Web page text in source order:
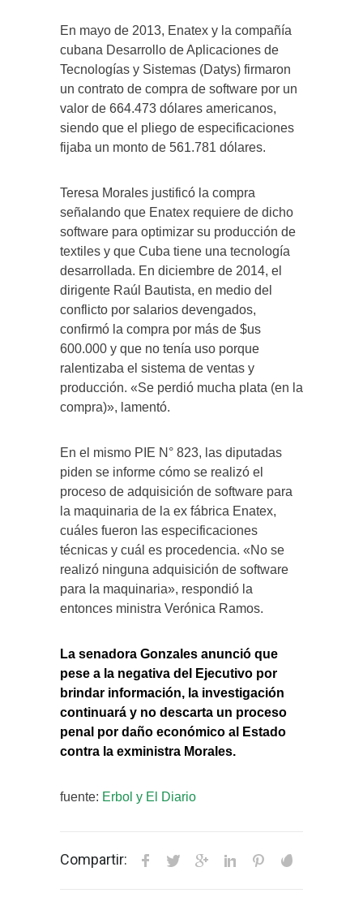
En mayo de 2013, Enatex y la compañía
cubana Desarrollo de Aplicaciones de
Tecnologías y Sistemas (Datys) firmaron
un contrato de compra de software por un
valor de 664.473 dólares americanos,
siendo que el pliego de especificaciones
fijaba un monto de 561.781 dólares.
Teresa Morales justificó la compra
señalando que Enatex requiere de dicho
software para optimizar su producción de
textiles y que Cuba tiene una tecnología
desarrollada. En diciembre de 2014, el
dirigente Raúl Bautista, en medio del
conflicto por salarios devengados,
confirmó la compra por más de $us
600.000 y que no tenía uso porque
ralentizaba el sistema de ventas y
producción. «Se perdió mucha plata (en la
compra)», lamentó.
En el mismo PIE N° 823, las diputadas
piden se informe cómo se realizó el
proceso de adquisición de software para
la maquinaria de la ex fábrica Enatex,
cuáles fueron las especificaciones
técnicas y cuál es procedencia. «No se
realizó ninguna adquisición de software
para la maquinaria», respondió la
entonces ministra Verónica Ramos.
La senadora Gonzales anunció que
pese a la negativa del Ejecutivo por
brindar información, la investigación
continuará y no descarta un proceso
penal por daño económico al Estado
contra la exministra Morales.
fuente: Erbol y El Diario
Compartir: